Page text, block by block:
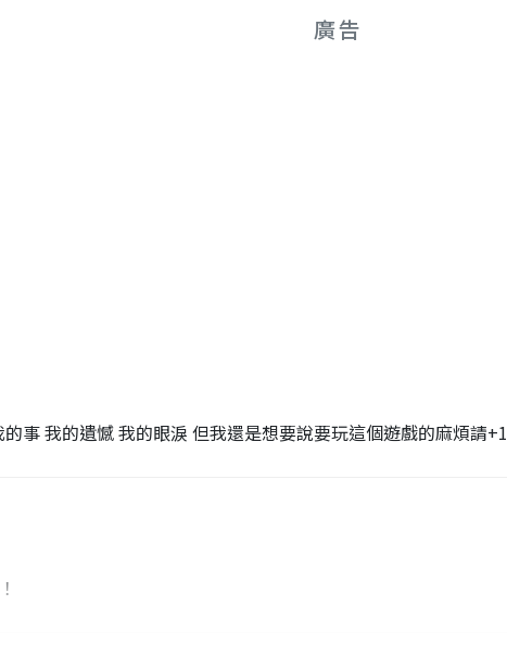
廣告
事 我的遺憾 我的眼淚 但我還是想要說要玩這個遊戲的麻煩請+1